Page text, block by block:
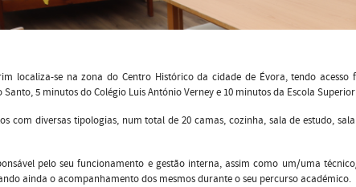
localiza-se na zona do Centro Histórico da cidade de Évora, tendo
5 minutos do Colégio Luis António Verney e 10 minutos da Escola
com diversas tipologias, num total de 20 camas, cozinha, sala de estudo,
pelo seu funcionamento e gestão interna, assim como um/uma
ainda o acompanhamento dos mesmos durante o seu percurso académico.